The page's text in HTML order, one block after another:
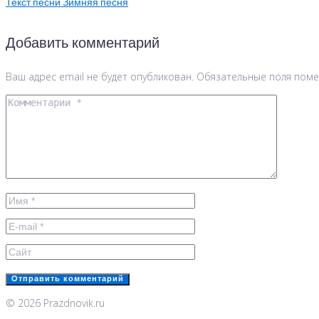
Добавить комментарий
Ваш адрес email не будет опубликован. Обязательные поля
© 2026 Prazdnovik.ru